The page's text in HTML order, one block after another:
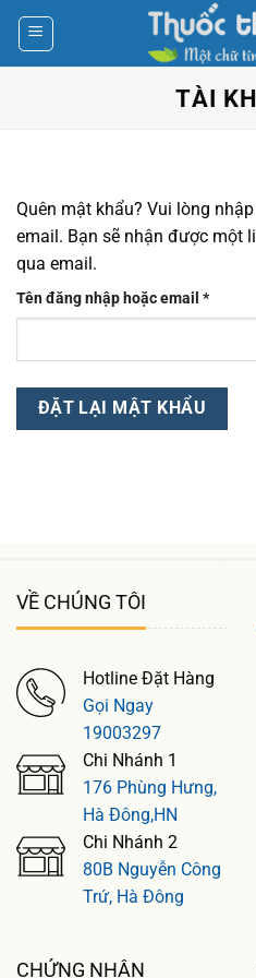
Skip
content
TÀI
Quên mật khẩu? Vui lòng
email. Bạn sẽ nhận được một
qua email.
Tên đăng nhập hoặc email *Bắt
buộc
ĐẶT LẠI MẬT KHẨU
VỀ CHÚNG TÔI
Hotline Đặt Hàng
Gọi Ngay
19003297
Chi Nhánh 1
176 Phùng Hưng,
Hà Đông,HN
Chi Nhánh 2
80B Nguyễn Công
Trứ, Hà Đông
CHỨNG NHẬN